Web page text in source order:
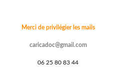
Merci de privilégier les mails
caricadoc@gmail.com
06 25 80 83 44